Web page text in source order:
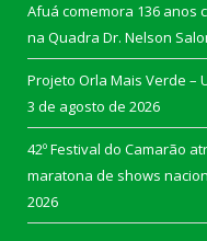
Afuá comemora 136 anos
na Quadra Dr. Nelson
Projeto Orla Mais Verde –
3 de agosto de 2026
42º Festival do Camarão
maratona de shows
2026